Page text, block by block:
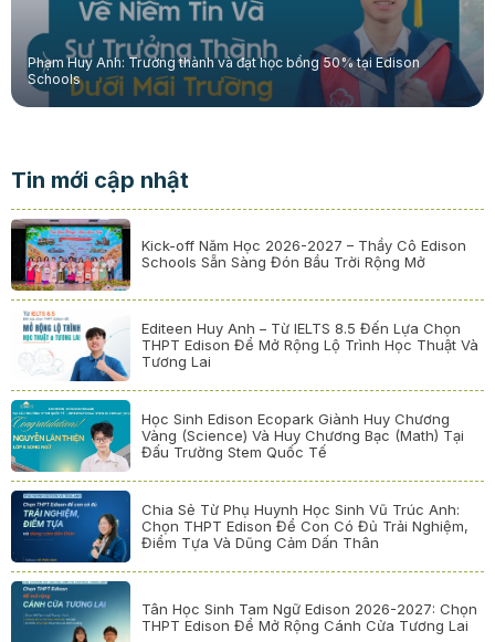
Phạm Huy Anh: Trưởng thành và đạt học bổng 50% tại Edison
Schools
Tin mới cập nhật
Kick-off Năm Học 2026-2027 – Thầy Cô Edison
Schools Sẵn Sàng Đón Bầu Trời Rộng Mở
Editeen Huy Anh – Từ IELTS 8.5 Đến Lựa Chọn
THPT Edison Để Mở Rộng Lộ Trình Học Thuật Và
Tương Lai
Học Sinh Edison Ecopark Giành Huy Chương
Vàng (Science) Và Huy Chương Bạc (Math) Tại
Đấu Trường Stem Quốc Tế
Chia Sẻ Từ Phụ Huynh Học Sinh Vũ Trúc Anh:
Chọn THPT Edison Để Con Có Đủ Trải Nghiệm,
Điểm Tựa Và Dũng Cảm Dấn Thân
Tân Học Sinh Tam Ngữ Edison 2026-2027: Chọn
THPT Edison Để Mở Rộng Cánh Cửa Tương Lai